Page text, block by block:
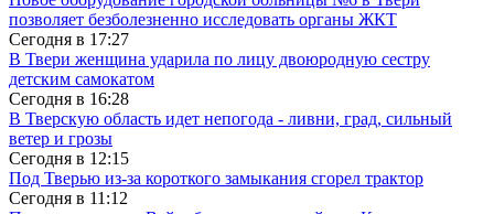
позволяет безболезненно исследовать органы ЖКТ
Сегодня в 17:27
В Твери женщина ударила по лицу двоюродную сестру
детским самокатом
Сегодня в 16:28
В Тверскую область идет непогода - ливни, град, сильный
ветер и грозы
Сегодня в 12:15
Под Тверью из-за короткого замыкания сгорел трактор
Сегодня в 11:12